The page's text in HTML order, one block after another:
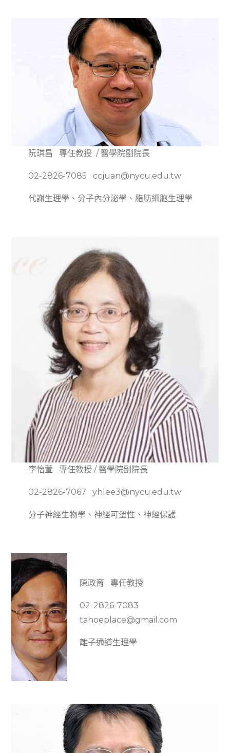
阮琪昌 專任教授 / 醫學院副院長
02-2826-7085 ccjuan@nycu.edu.tw
代謝生理學、分子內分泌學、脂肪細胞生理學
李怡萱 專任教授 / 醫學院副院長
02-2826-7067 yhlee3@nycu.edu.tw
分子神經生物學、神經可塑性、神經保護
陳政育 專任教授
02-2826-7083
tahoeplace@gmail.com
離子通道生理學